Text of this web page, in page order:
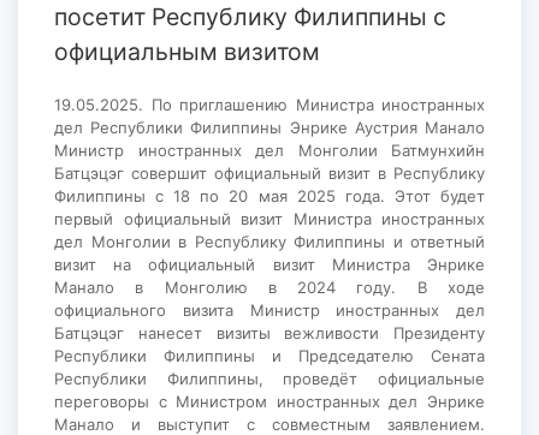
посетит Республику Филиппины с
официальным визитом
19.05.2025. По приглашению Министра иностранных
дел Республики Филиппины Энрике Аустрия Манало
Министр иностранных дел Монголии Батмунхийн
Батцэцэг совершит официальный визит в Республику
Филиппины с 18 по 20 мая 2025 года. Этот будет
первый официальный визит Министра иностранных
дел Монголии в Республику Филиппины и ответный
визит на официальный визит Министра Энрике
Манало в Монголию в 2024 году. В ходе
официального визита Министр иностранных дел
Батцэцэг нанесет визиты вежливости Президенту
Республики Филиппины и Председателю Сената
Республики Филиппины, проведёт официальные
переговоры с Министром иностранных дел Энрике
Манало и выступит с совместным заявлением.